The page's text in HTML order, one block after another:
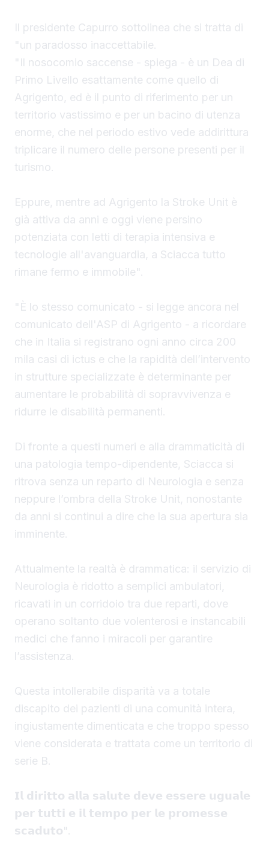
Il presidente Capurro sottolinea che si tratta di
"un paradosso inaccettabile.
"Il nosocomio saccense - spiega - è un Dea di
Primo Livello esattamente come quello di
Agrigento, ed è il punto di riferimento per un
territorio vastissimo e per un bacino di utenza
enorme, che nel periodo estivo vede addirittura
triplicare il numero delle persone presenti per il
turismo.
Eppure, mentre ad Agrigento la Stroke Unit è
già attiva da anni e oggi viene persino
potenziata con letti di terapia intensiva e
tecnologie all'avanguardia, a Sciacca tutto
rimane fermo e immobile".
"È lo stesso comunicato - si legge ancora nel
comunicato dell'ASP di Agrigento - a ricordare
che in Italia si registrano ogni anno circa 200
mila casi di ictus e che la rapidità dell’intervento
in strutture specializzate è determinante per
aumentare le probabilità di sopravvivenza e
ridurre le disabilità permanenti.
Di fronte a questi numeri e alla drammaticità di
una patologia tempo-dipendente, Sciacca si
ritrova senza un reparto di Neurologia e senza
neppure l’ombra della Stroke Unit, nonostante
da anni si continui a dire che la sua apertura sia
imminente.
Attualmente la realtà è drammatica: il servizio di
Neurologia è ridotto a semplici ambulatori,
ricavati in un corridoio tra due reparti, dove
operano soltanto due volenterosi e instancabili
medici che fanno i miracoli per garantire
l’assistenza.
Questa intollerabile disparità va a totale
discapito dei pazienti di una comunità intera,
ingiustamente dimenticata e che troppo spesso
viene considerata e trattata come un territorio di
serie B.
𝗜𝗹 𝗱𝗶𝗿𝗶𝘁𝘁𝗼 𝗮𝗹𝗹𝗮 𝘀𝗮𝗹𝘂𝘁𝗲 𝗱𝗲𝘃𝗲 𝗲𝘀𝘀𝗲𝗿𝗲 𝘂𝗴𝘂𝗮𝗹𝗲
𝗽𝗲𝗿 𝘁𝘂𝘁𝘁𝗶 𝗲 𝗶𝗹 𝘁𝗲𝗺𝗽𝗼 𝗽𝗲𝗿 𝗹𝗲 𝗽𝗿𝗼𝗺𝗲𝘀𝘀𝗲
𝘀𝗰𝗮𝗱𝘂𝘁𝗼".